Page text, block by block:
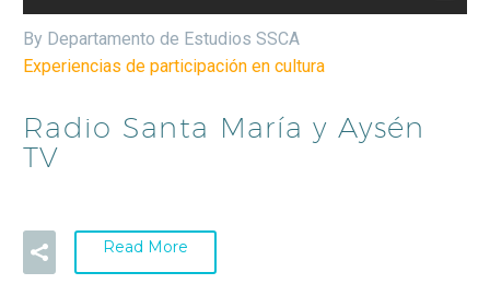
By Departamento de Estudios SSCA
Experiencias de participación en cultura
Radio Santa María y Aysén
TV
Read More